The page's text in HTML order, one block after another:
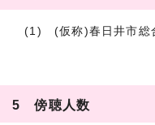
(1) (仮称)春日井市総
5 傍聴人数